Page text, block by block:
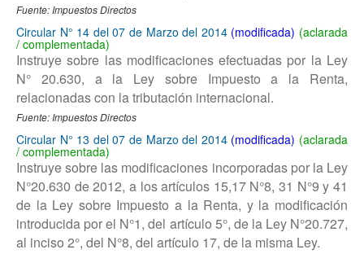
Fuente: Impuestos Directos
Circular N° 14 del 07 de Marzo del 2014
Instruye sobre las modificaciones efectuadas por la Ley
N° 20.630, a la Ley sobre Impuesto a la Renta,
relacionadas con la tributación internacional.
Fuente: Impuestos Directos
Circular N° 13 del 07 de Marzo del 2014
Instruye sobre las modificaciones incorporadas por la Ley
N°20.630 de 2012, a los artículos 15,17 N°8, 31 N°9 y 41
de la Ley sobre Impuesto a la Renta, y la modificación
introducida por el N°1, del artículo 5°, de la Ley N°20.727,
al inciso 2°, del N°8, del artículo 17, de la misma Ley.